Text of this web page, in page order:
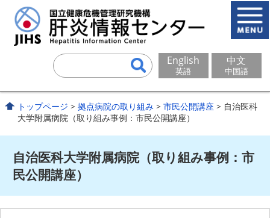
English
英語
中文
中国語
トップページ >拠点病院の取り組み >市民公開講座 > 自治医科
大学附属病院（取り組み事例：市民公開講座）
自治医科大学附属病院（取り組み事例：市
民公開講座）